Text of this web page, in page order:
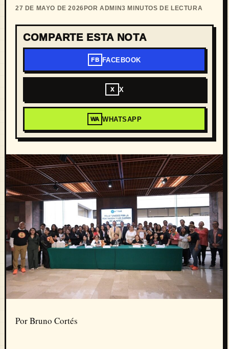
27 DE MAYO DE 2026 POR ADMIN3 MINUTOS DE LECTURA
COMPARTE ESTA NOTA
FB FACEBOOK
X X
WA WHATSAPP
Por Bruno Cortés